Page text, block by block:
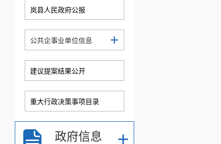
岚县人民政府公报
公共企事业单位信息 +
建议提案结果公开
重大行政决策事项目录
政府信息 +